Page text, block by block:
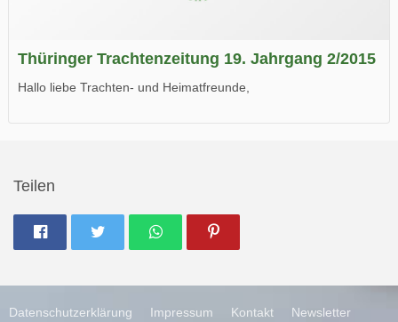
Thüringer Trachtenzeitung 19. Jahrgang 2/2015
Hallo liebe Trachten- und Heimatfreunde,
Teilen
Datenschutzerklärung Impressum Kontakt Newsletter